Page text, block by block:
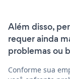
Além disso,
requer ainda
problemas ou
Conforme sua